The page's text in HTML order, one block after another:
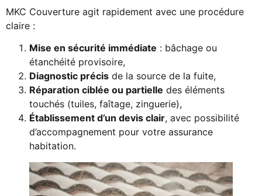
MKC Couverture agit rapidement avec une procédure
claire :
Mise en sécurité immédiate : bâchage ou
étanchéité provisoire,
Diagnostic précis de la source de la fuite,
Réparation ciblée ou partielle des éléments
touchés (tuiles, faîtage, zinguerie),
Établissement d’un devis clair, avec possibilité
d’accompagnement pour votre assurance
habitation.